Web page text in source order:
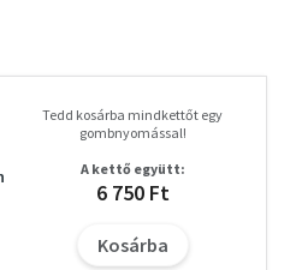
Tedd kosárba mindkettőt egy
gombnyomással!
A kettő együtt:
6 750 Ft
Kosárba